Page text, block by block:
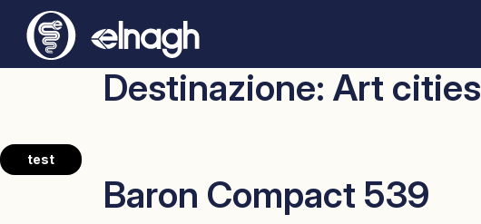
Destinazione: Art cities
test
Baron Compact 539